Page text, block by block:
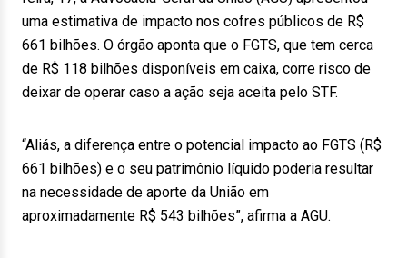
uma estimativa de impacto nos cofres públicos de R$
661 bilhões. O órgão aponta que o FGTS, que tem cerca
de R$ 118 bilhões disponíveis em caixa, corre risco de
deixar de operar caso a ação seja aceita pelo STF.
“Aliás, a diferença entre o potencial impacto ao FGTS (R$
661 bilhões) e o seu patrimônio líquido poderia resultar
na necessidade de aporte da União em
aproximadamente R$ 543 bilhões”, afirma a AGU.